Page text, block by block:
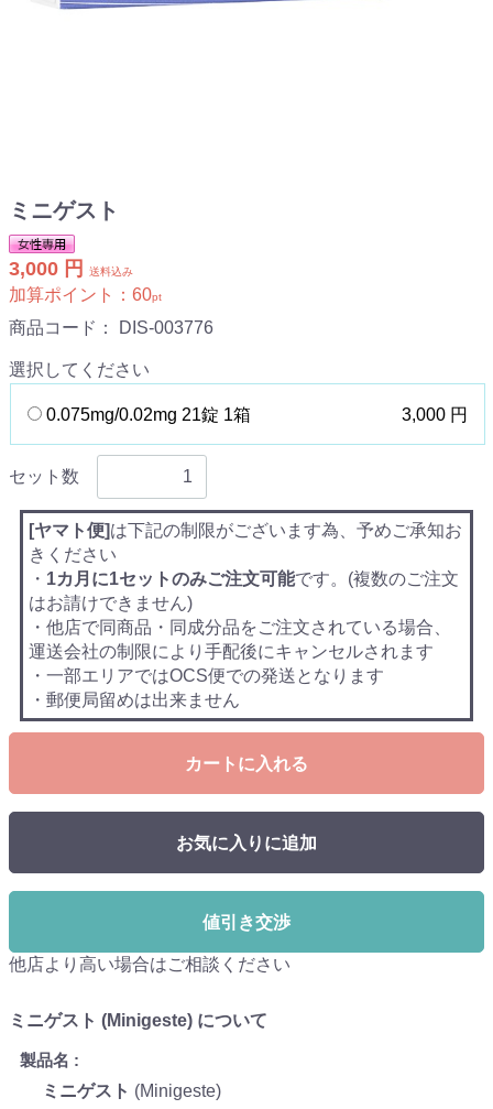
ミニゲスト
3,000 円 送料込み
加算ポイント： 60pt
商品コード： DIS-003776
選択してください
0.075mg/0.02mg 21錠 1箱 3,000 円
セット数
[ヤマト便]は下記の制限がございます為、予めご承知お
きください
・ 1カ月に1セットのみご注文可能です。(複数のご注文
はお請けできません)
・他店で同商品・同成分品をご注文されている場合、
運送会社の制限により手配後にキャンセルされます
・一部エリアではOCS便での発送となります
・郵便局留めは出来ません
カートに入れる
お気に入りに追加
値引き交渉
他店より高い場合はご相談ください
ミニゲスト (Minigeste) について
製品名
ミニゲスト (Minigeste)